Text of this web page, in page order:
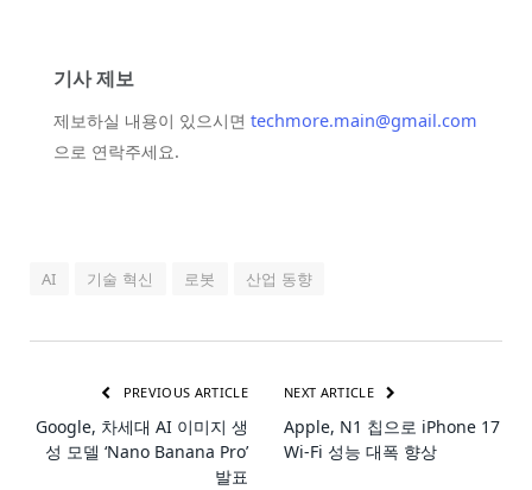
기사 제보
제보하실 내용이 있으시면 techmore.main@gmail.com
으로 연락주세요.
AI 기술 혁신 로봇 산업 동향
PREVIOUS ARTICLE
Google, 차세대 AI 이미지 생
성 모델 ‘Nano Banana Pro’
발표
NEXT ARTICLE
Apple, N1 칩으로 iPhone 17
Wi-Fi 성능 대폭 향상